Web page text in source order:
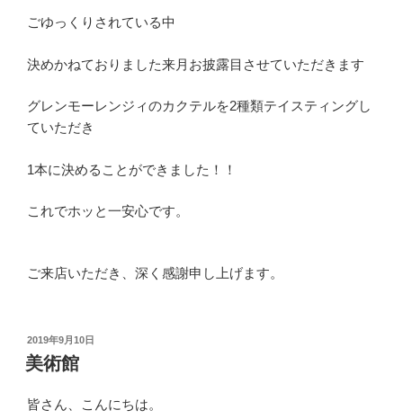
ごゆっくりされている中
決めかねておりました来月お披露目させていただきます
グレンモーレンジィのカクテルを2種類テイスティングし
ていただき
1本に決めることができました！！
これでホッと一安心です。
ご来店いただき、深く感謝申し上げます。
投
稿
日:
2019年9月10日
美術館
皆さん、こんにちは。